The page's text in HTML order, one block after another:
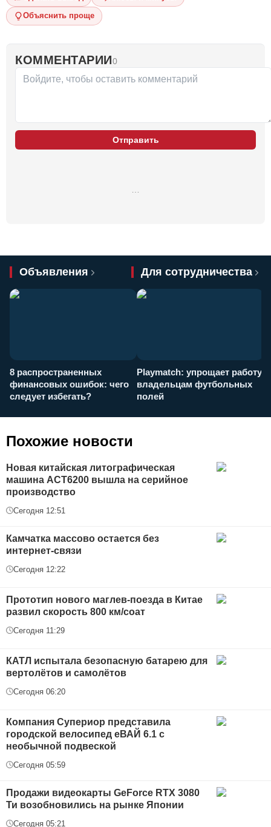
Объяснить проще
КОММЕНТАРИИ0
Отправить
Объявления Для сотрудничества
8 распространенных
финансовых ошибок: чего
следует избегать?
Playmatch: упрощает работу
владельцам футбольных
полей
Похожие новости
Новая китайская литографическая
машина АСТ6200 вышла на серийное
производство
Сегодня 12:51
Камчатка массово остается без
интернет-связи
Сегодня 12:22
Прототип нового маглев-поезда в Китае
развил скорость 800 км/соат
Сегодня 11:29
КАТЛ испытала безопасную батарею для
вертолётов и самолётов
Сегодня 06:20
Компания Супериор представила
городской велосипед еВАЙ 6.1 с
необычной подвеской
Сегодня 05:59
Продажи видеокарты GeForce RTX 3080
Ти возобновились на рынке Японии
Сегодня 05:21